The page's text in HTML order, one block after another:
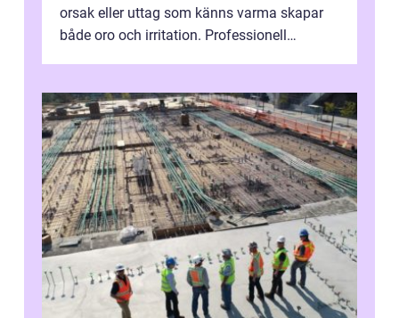
orsak eller uttag som känns varma skapar
både oro och irritation. Professionell